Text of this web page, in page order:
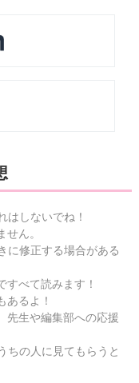
しないでね！
ん。
に修正する場合がある
べて読みます！
るよ！
生や編集部への応援
の人に見てもらうと